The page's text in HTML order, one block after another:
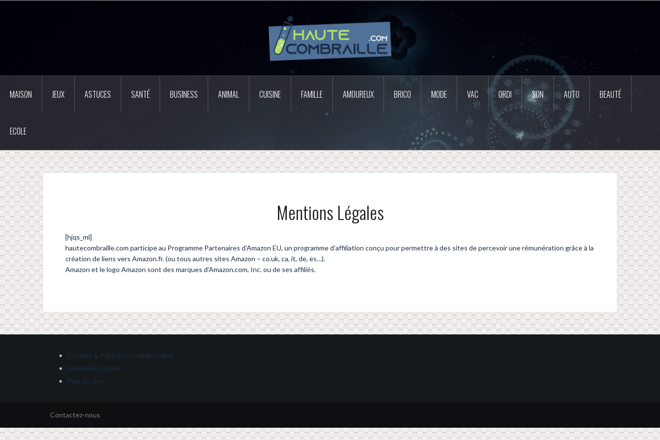
MAISON JEUX ASTUCES SANTÉ BUSINESS ANIMAL CUISINE FAMILLE AMOUREUX BRICO MODE VAC ORDI SON AUTO BEAUTÉ
ECOLE
Mentions Légales
[hjqs_ml]
hautecombraille.com participe au Programme Partenaires d’Amazon EU, un programme d’affiliation conçu pour permettre à des sites de percevoir une rémunération grâce à la
création de liens vers Amazon.fr. (ou tous autres sites Amazon – co.uk, ca, it, de, es…).
Amazon et le logo Amazon sont des marques d’Amazon.com, Inc. ou de ses affiliés.
Cookies & Politique confidentialité
Mentions Légales
Plan de site
Contactez-nous